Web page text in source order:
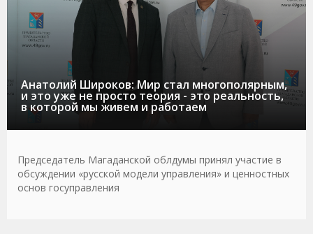
Анатолий Широков: Мир стал многополярным,
и это уже не просто теория - это реальность,
в которой мы живем и работаем
Председатель Магаданской облдумы принял участие в
обсуждении «русской модели управления» и ценностных
основ госуправления